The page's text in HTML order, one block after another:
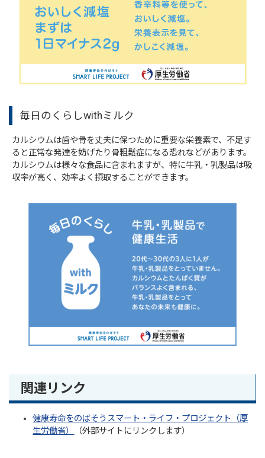
毎日のくらしwithミルク
カルシウムは歯や骨を丈夫に保つために重要な栄養素で、不足す
ると正常な発達を妨げたり骨粗鬆症になる恐れなどがあります。
カルシウムは様々な食品に含まれますが、特に牛乳・乳製品は吸
収率が高く、効率よく摂取することができます。
関連リンク
健康寿命をのばそうスマート・ライフ・プロジェクト（厚
生労働省）
（外部サイトにリンクします）